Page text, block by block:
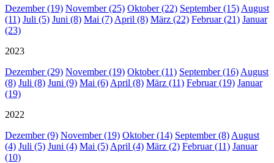
Dezember (19) November (25) Oktober (22) September (15) August
(11) Juli (5) Juni (8) Mai (7) April (8) März (22) Februar (21) Januar
(23)
2023
Dezember (29) November (19) Oktober (11) September (16) August
(8) Juli (8) Juni (9) Mai (6) April (8) März (11) Februar (19) Januar
(19)
2022
Dezember (9) November (19) Oktober (14) September (8) August
(4) Juli (5) Juni (4) Mai (5) April (4) März (2) Februar (11) Januar
(10)